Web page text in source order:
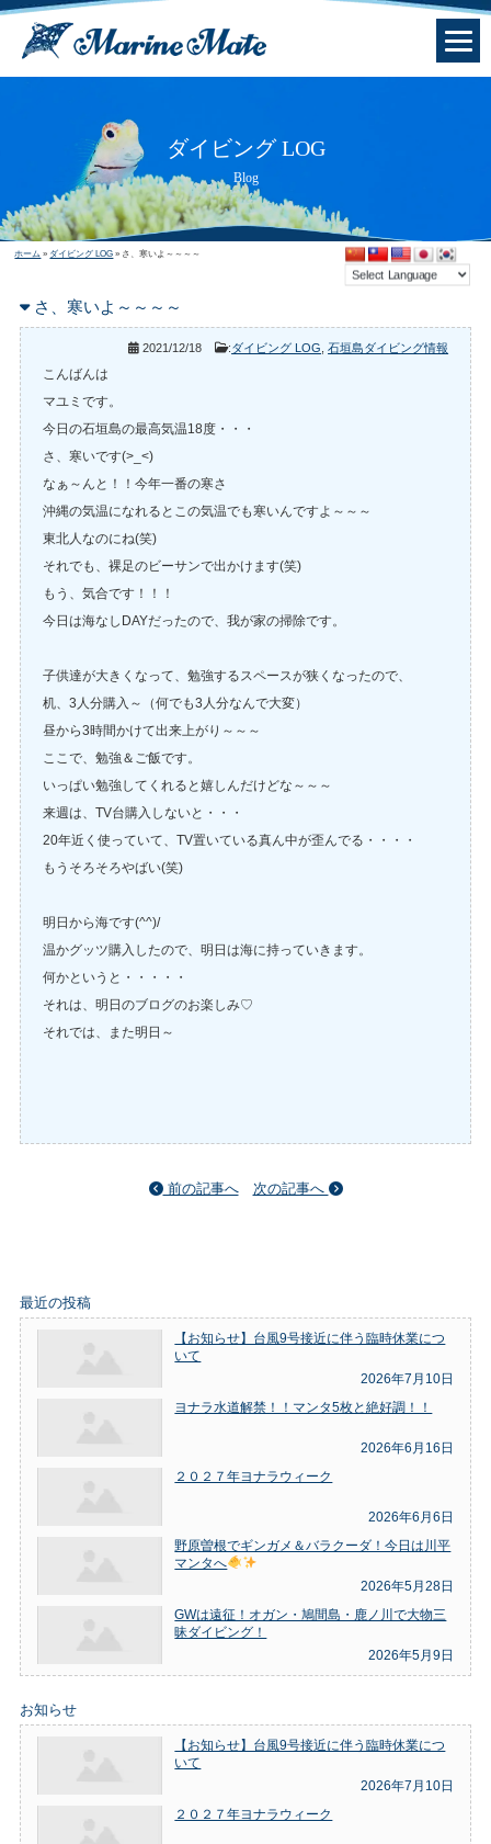
ダイビング LOG
Blog
ホーム » ダイビング LOG » さ、寒いよ～～～～
さ、寒いよ～～～～
2021/12/18 :ダイビング LOG ,石垣島ダイビング情報
こんばんは
マユミです。
今日の石垣島の最高気温18度・・・
さ、寒いです(>_<)
なぁ～んと！！今年一番の寒さ
沖縄の気温になれるとこの気温でも寒いんですよ～～～
東北人なのにね(笑)
それでも、裸足のビーサンで出かけます(笑)
もう、気合です！！！
今日は海なしDAYだったので、我が家の掃除です。
子供達が大きくなって、勉強するスペースが狭くなったので、
机、3人分購入～（何でも3人分なんで大変）
昼から3時間かけて出来上がり～～～
ここで、勉強＆ご飯です。
いっぱい勉強してくれると嬉しんだけどな～～～
来週は、TV台購入しないと・・・
20年近く使っていて、TV置いている真ん中が歪んでる・・・・
もうそろそろやばい(笑)
明日から海です(^^)/
温かグッツ購入したので、明日は海に持っていきます。
何かというと・・・・・
それは、明日のブログのお楽しみ♡
それでは、また明日～
前の記事へ 次の記事へ
最近の投稿
【お知らせ】台風9号接近に伴う臨時休業につ
いて
2026年7月10日
ヨナラ水道解禁！！マンタ5枚と絶好調！！
2026年6月16日
２０２７年ヨナラウィーク
2026年6月6日
野原曽根でギンガメ＆バラクーダ！今日は川平
マンタへ
2026年5月28日
GWは遠征！オガン・鳩間島・鹿ノ川で大物三
昧ダイビング！
2026年5月9日
お知らせ
【お知らせ】台風9号接近に伴う臨時休業につ
いて
2026年7月10日
２０２７年ヨナラウィーク